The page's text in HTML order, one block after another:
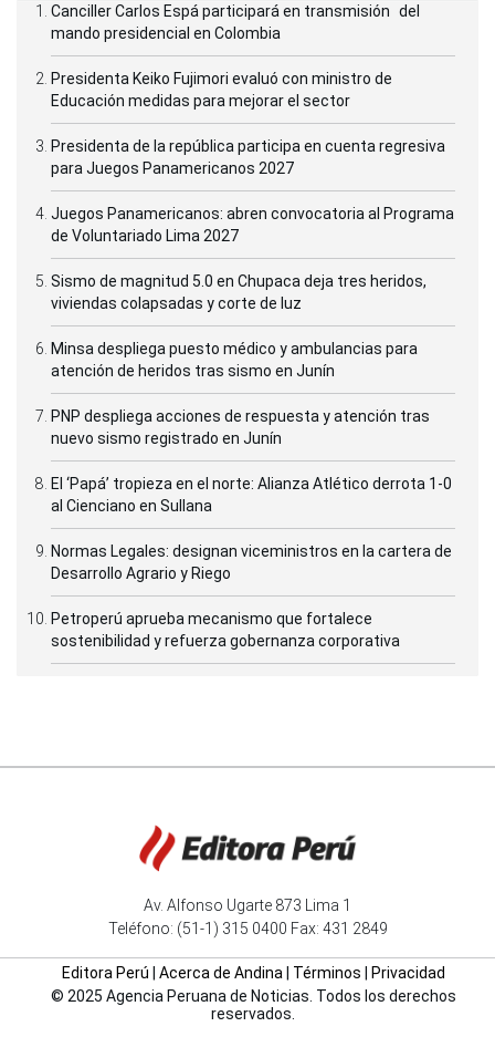
Canciller Carlos Espá participará en transmisión del
mando presidencial en Colombia
Presidenta Keiko Fujimori evaluó con ministro de
Educación medidas para mejorar el sector
Presidenta de la república participa en cuenta regresiva
para Juegos Panamericanos 2027
Juegos Panamericanos: abren convocatoria al Programa
de Voluntariado Lima 2027
Sismo de magnitud 5.0 en Chupaca deja tres heridos,
viviendas colapsadas y corte de luz
Minsa despliega puesto médico y ambulancias para
atención de heridos tras sismo en Junín
PNP despliega acciones de respuesta y atención tras
nuevo sismo registrado en Junín
El ‘Papá’ tropieza en el norte: Alianza Atlético derrota 1-0
al Cienciano en Sullana
Normas Legales: designan viceministros en la cartera de
Desarrollo Agrario y Riego
Petroperú aprueba mecanismo que fortalece
sostenibilidad y refuerza gobernanza corporativa
Av. Alfonso Ugarte 873 Lima 1
Teléfono: (51-1) 315 0400 Fax: 431 2849
Editora Perú Acerca de Andina Términos
Privacidad
© 2025 Agencia Peruana de Noticias. Todos los derechos
reservados.